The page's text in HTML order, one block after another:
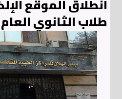
انطلاق الموقع
طلاب الثانوي العام